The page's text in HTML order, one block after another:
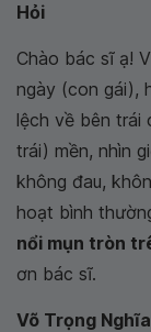
Hỏi
Chào bác sĩ ạ!
ngày (con gái),
lệch về bên trái
trái) mền, nhìn
không đau,
hoạt bình
nổi mụn tròn
ơn bác sĩ.
Võ Trọng Nghĩa